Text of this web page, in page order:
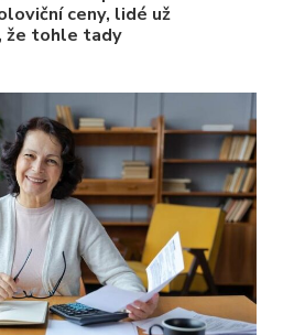
ceny, lidé už
že tohle tady